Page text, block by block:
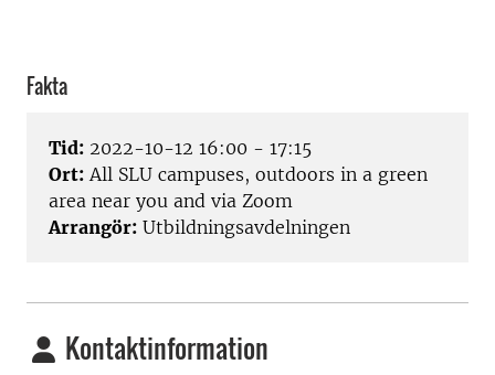
Fakta
Tid: 2022-10-12 16:00 - 17:15
Ort: All SLU campuses, outdoors in a green
area near you and via Zoom
Arrangör: Utbildningsavdelningen
Kontaktinformation